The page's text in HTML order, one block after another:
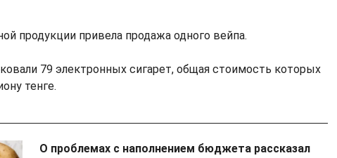
продукции привела продажа одного вейпа.
79 электронных сигарет, общая стоимость которых
тенге.
О проблемах с наполнением бюджета рассказал